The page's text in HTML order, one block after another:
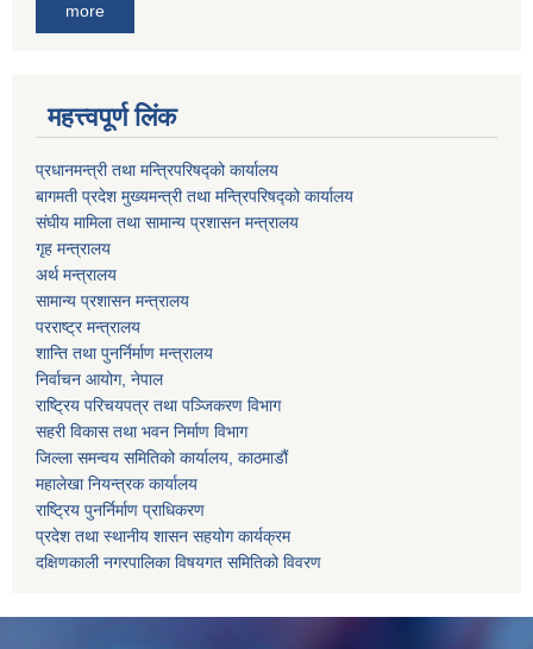
more
महत्त्वपूर्ण लिंक
प्रधानमन्त्री तथा मन्त्रिपरिषद्को कार्यालय
बागमती प्रदेश मुख्यमन्त्री तथा मन्त्रिपरिषद्को कार्यालय
संघीय मामिला तथा सामान्य प्रशासन मन्त्रालय
गृह मन्त्रालय
अर्थ मन्त्रालय
सामान्य प्रशासन मन्त्रालय
परराष्ट्र मन्त्रालय
शान्ति तथा पुनर्निर्माण मन्त्रालय
निर्वाचन आयोग, नेपाल
राष्ट्रिय परिचयपत्र तथा पञ्जिकरण विभाग
सहरी विकास तथा भवन निर्माण विभाग
जिल्ला समन्वय समितिको कार्यालय, काठमाडौं
महालेखा नियन्त्रक कार्यालय
राष्ट्रिय पुनर्निर्माण प्राधिकरण
प्रदेश तथा स्थानीय शासन सहयोग कार्यक्रम
दक्षिणकाली नगरपालिका विषयगत समितिको विवरण